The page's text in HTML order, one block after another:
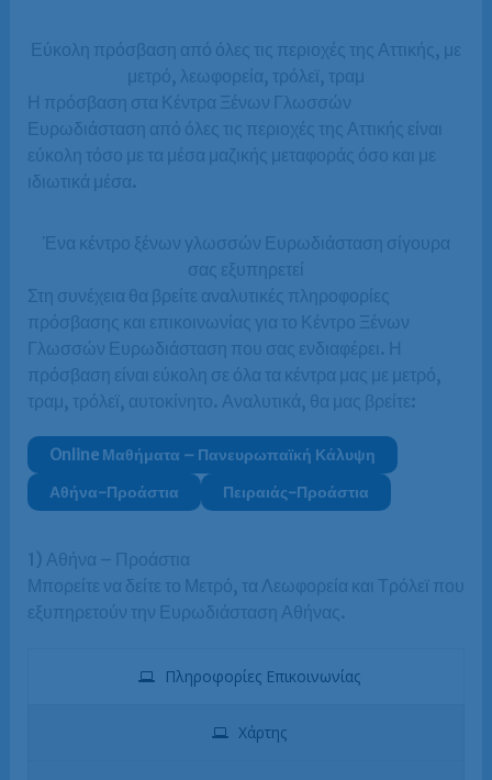
Εύκολη πρόσβαση από όλες τις περιοχές της Αττικής, με
μετρό, λεωφορεία, τρόλεϊ, τραμ
Η πρόσβαση στα Κέντρα Ξένων Γλωσσών
Ευρωδιάσταση από όλες τις περιοχές της Αττικής είναι
εύκολη τόσο με τα μέσα μαζικής μεταφοράς όσο και με
ιδιωτικά μέσα.
Ένα κέντρο ξένων γλωσσών Ευρωδιάσταση σίγουρα
σας εξυπηρετεί
Στη συνέχεια θα βρείτε αναλυτικές πληροφορίες
πρόσβασης και επικοινωνίας για το Κέντρο Ξένων
Γλωσσών Ευρωδιάσταση που σας ενδιαφέρει. Η
πρόσβαση είναι εύκολη σε όλα τα κέντρα μας με μετρό,
τραμ, τρόλεϊ, αυτοκίνητο. Αναλυτικά, θα μας βρείτε:
Online Μαθήματα – Πανευρωπαϊκή Κάλυψη
Αθήνα-Προάστια
Πειραιάς-Προάστια
1) Αθήνα – Προάστια
Μπορείτε να δείτε το Μετρό, τα Λεωφορεία και Τρόλεϊ που
εξυπηρετούν την Ευρωδιάσταση Αθήνας.
Πληροφορίες Επικοινωνίας
Χάρτης